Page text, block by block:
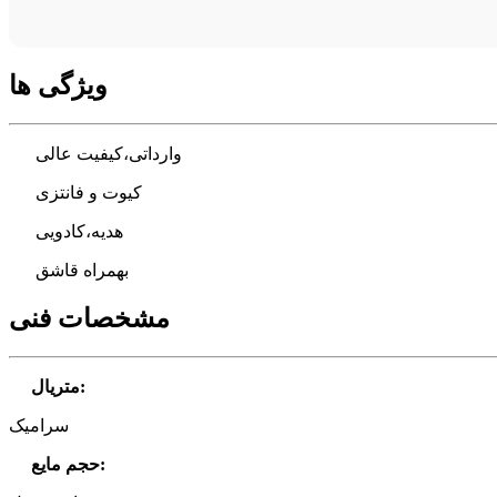
ویژگی ها
وارداتی،کیفیت عالی
کیوت و فانتزی
هدیه،کادویی
بهمراه قاشق
مشخصات فنی
متریال:
سرامیک
حجم مایع: